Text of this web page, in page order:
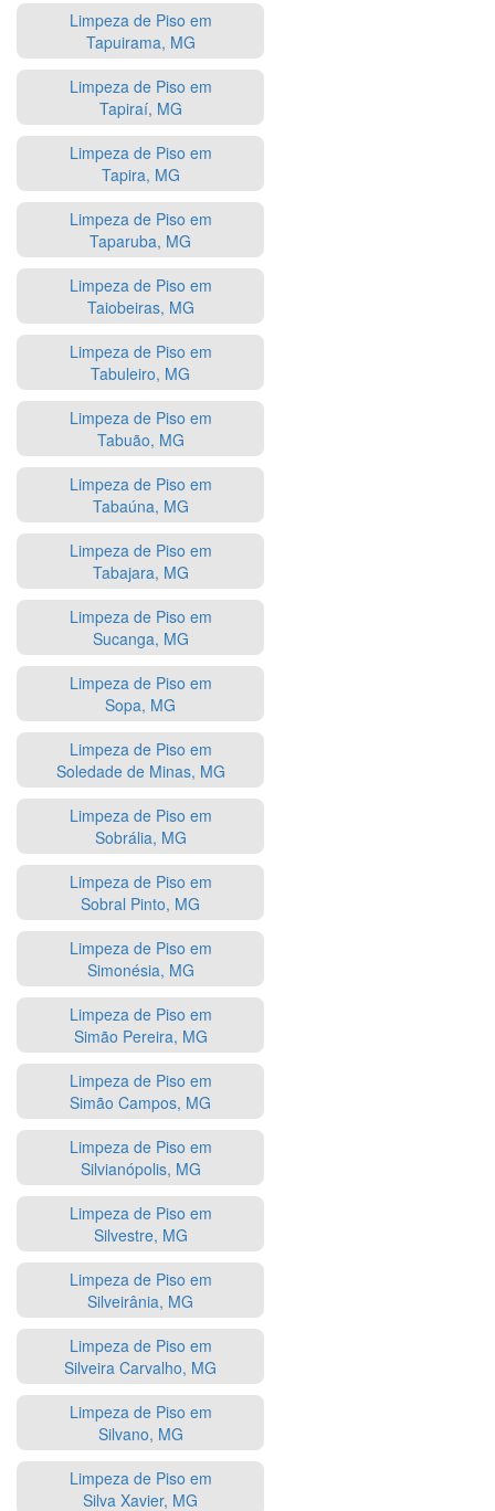
Limpeza de Piso em
Tapuirama, MG
Limpeza de Piso em
Tapiraí, MG
Limpeza de Piso em
Tapira, MG
Limpeza de Piso em
Taparuba, MG
Limpeza de Piso em
Taiobeiras, MG
Limpeza de Piso em
Tabuleiro, MG
Limpeza de Piso em
Tabuão, MG
Limpeza de Piso em
Tabaúna, MG
Limpeza de Piso em
Tabajara, MG
Limpeza de Piso em
Sucanga, MG
Limpeza de Piso em
Sopa, MG
Limpeza de Piso em
Soledade de Minas, MG
Limpeza de Piso em
Sobrália, MG
Limpeza de Piso em
Sobral Pinto, MG
Limpeza de Piso em
Simonésia, MG
Limpeza de Piso em
Simão Pereira, MG
Limpeza de Piso em
Simão Campos, MG
Limpeza de Piso em
Silvianópolis, MG
Limpeza de Piso em
Silvestre, MG
Limpeza de Piso em
Silveirânia, MG
Limpeza de Piso em
Silveira Carvalho, MG
Limpeza de Piso em
Silvano, MG
Limpeza de Piso em
Silva Xavier, MG